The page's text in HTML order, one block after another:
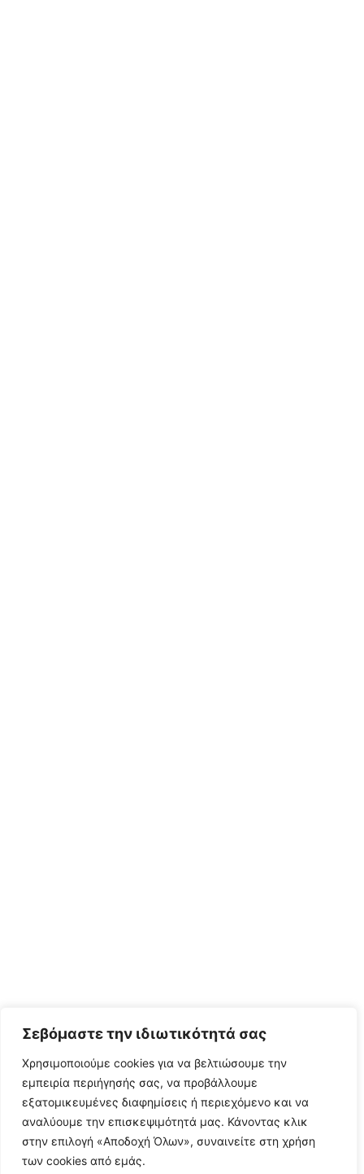
Σεβόμαστε την ιδιωτικότητά σας
Χρησιμοποιούμε cookies για να βελτιώσουμε την
εμπειρία περιήγησής σας, να προβάλλουμε
εξατομικευμένες διαφημίσεις ή περιεχόμενο και να
αναλύουμε την επισκεψιμότητά μας. Κάνοντας κλικ
στην επιλογή «Αποδοχή Όλων», συναινείτε στη χρήση
των cookies από εμάς.